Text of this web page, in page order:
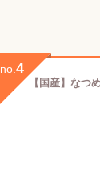
no. 4